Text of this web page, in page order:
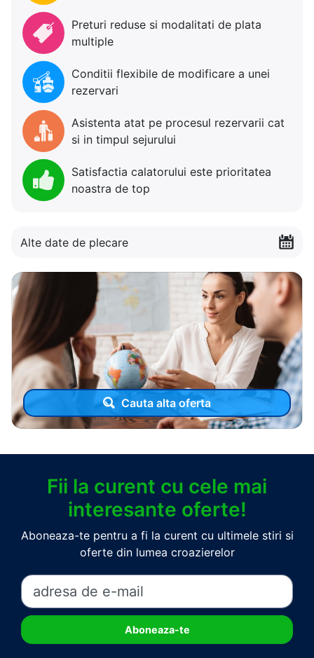
Preturi reduse si modalitati de plata
multiple
Conditii flexibile de modificare a unei
rezervari
Asistenta atat pe procesul rezervarii cat
si in timpul sejurului
Satisfactia calatorului este prioritatea
noastra de top
Alte date de plecare
Cauta alta oferta
Fii la curent cu cele mai
interesante oferte!
Aboneaza-te pentru a fi la curent cu ultimele stiri si
oferte din lumea croazierelor